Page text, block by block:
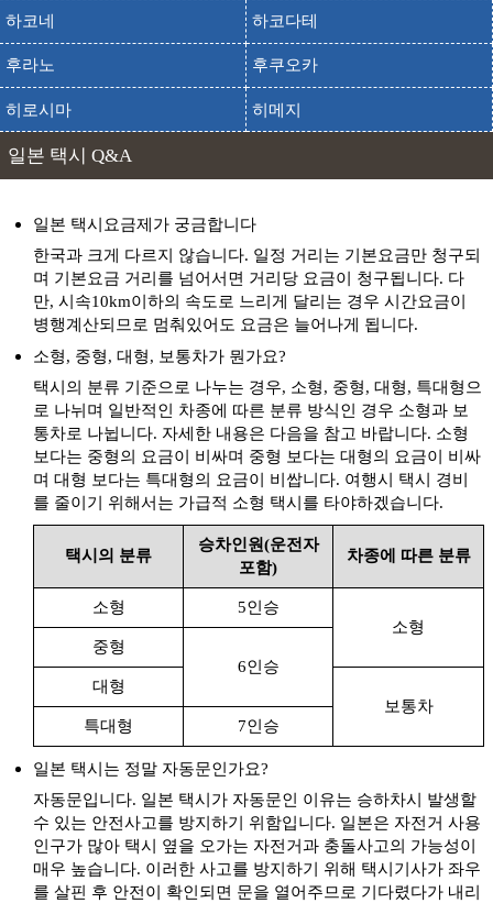
출발
요나고죠
출발
우다쇼지 사진 미술관
출발
도착 우라도메 시마메구리 유람선
우라도메 카이간
출발 도착
우츠부키 공원
우츠부키 코엔
출발
도착
우츠부키 타마가와
출발
도착
유메미나토 공원
출발
도착
유메미나토 타워
출발
도착 진푸우카쿠
출발 도착
코야마연못 공원
코야마이케 코엔
출발 도착
출발 도착
도착
출발 도착
효노센
하코네 하코다테
후라노 후쿠오카
히로시마 히메지
일본 택시 Q&A
일본 택시요금제가 궁금합니다
한국과 크게 다르지 않습니다. 일정 거리는 기본요금만 청구되
며 기본요금 거리를 넘어서면 거리당 요금이 청구됩니다. 다
만, 시속10km이하의 속도로 느리게 달리는 경우 시간요금이
병행계산되므로 멈춰있어도 요금은 늘어나게 됩니다.
소형, 중형, 대형, 보통차가 뭔가요?
택시의 분류 기준으로 나누는 경우, 소형, 중형, 대형, 특대형으
로 나뉘며 일반적인 차종에 따른 분류 방식인 경우 소형과 보
통차로 나뉩니다. 자세한 내용은 다음을 참고 바랍니다. 소형
보다는 중형의 요금이 비싸며 중형 보다는 대형의 요금이 비싸
며 대형 보다는 특대형의 요금이 비쌉니다. 여행시 택시 경비
를 줄이기 위해서는 가급적 소형 택시를 타야하겠습니다.
택시의 분류
승차인원(운전자
포함)
차종에 따른 분류
소형
5인승
소형
중형
6인승
대형
보통차
특대형
7인승
일본 택시는 정말 자동문인가요?
자동문입니다. 일본 택시가 자동문인 이유는 승하차시 발생할
수 있는 안전사고를 방지하기 위함입니다. 일본은 자전거 사용
인구가 많아 택시 옆을 오가는 자전거과 충돌사고의 가능성이
매우 높습니다. 이러한 사고를 방지하기 위해 택시기사가 좌우
를 살핀 후 안전이 확인되면 문을 열어주므로 기다렸다가 내리